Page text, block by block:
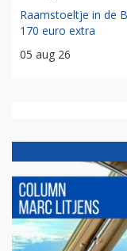
Raamstoeltje in de
170 euro extra
05 aug 26